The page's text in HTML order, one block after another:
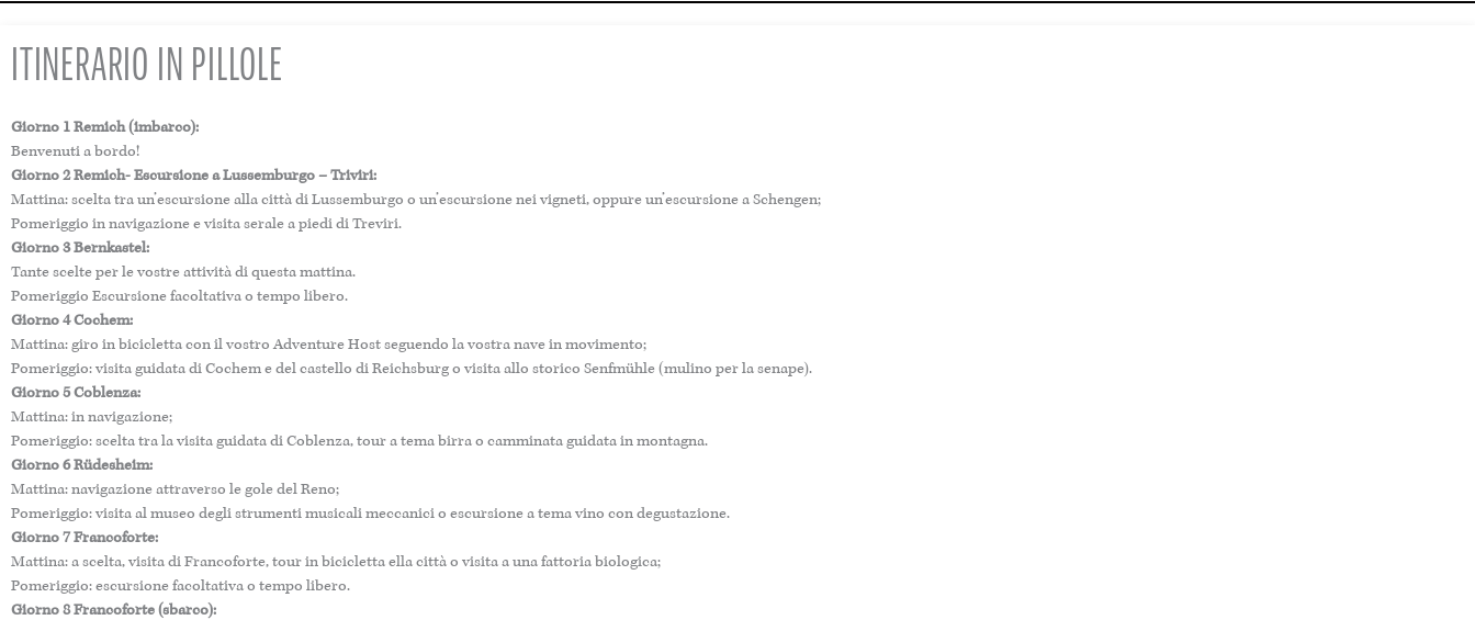
ITINERARIO IN PILLOLE
Giorno 1 Remich (imbarco):
Benvenuti a bordo!
Giorno 2 Remich- Escursione a Lussemburgo – Triviri:
Mattina: scelta tra un’escursione alla città di Lussemburgo o un’escursione nei vigneti, oppure un’escursione a Schengen;
Pomeriggio in navigazione e visita serale a piedi di Treviri.
Giorno 3 Bernkastel:
Tante scelte per le vostre attività di questa mattina.
Pomeriggio Escursione facoltativa o tempo libero.
Giorno 4 Cochem:
Mattina: giro in bicicletta con il vostro Adventure Host seguendo la vostra nave in movimento;
Pomeriggio: visita guidata di Cochem e del castello di Reichsburg o visita allo storico Senfmühle (mulino per la senape).
Giorno 5 Coblenza:
Mattina: in navigazione;
Pomeriggio: scelta tra la visita guidata di Coblenza, tour a tema birra o camminata guidata in montagna.
Giorno 6 Rüdesheim:
Mattina: navigazione attraverso le gole del Reno;
Pomeriggio: visita al museo degli strumenti musicali meccanici o escursione a tema vino con degustazione.
Giorno 7 Francoforte:
Mattina: a scelta, visita di Francoforte, tour in bicicletta ella città o visita a una fattoria biologica;
Pomeriggio: escursione facoltativa o tempo libero.
Giorno 8 Francoforte (sbarco):